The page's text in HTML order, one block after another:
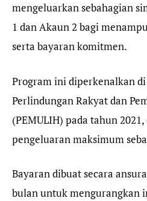
mengeluarkan sebahagian
1 dan Akaun 2 bagi
serta bayaran komitmen.
Program ini diperkenalkan di
Perlindungan Rakyat dan
(PEMULIH) pada tahun
pengeluaran maksimum
Bayaran dibuat secara
bulan untuk mengurangkan